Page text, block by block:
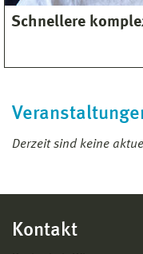
Schnellere
Derzeit sind keine
Kontakt